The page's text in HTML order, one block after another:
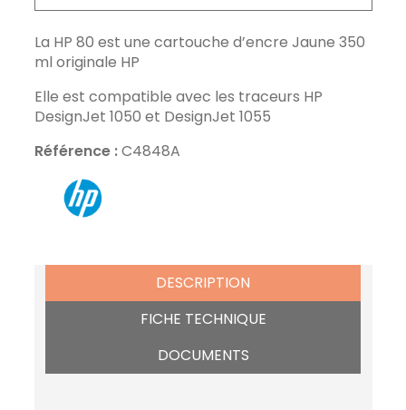
La HP 80 est une cartouche d’encre Jaune 350
ml originale HP
Elle est compatible avec les traceurs HP
DesignJet 1050 et DesignJet 1055
Référence :C4848A
DESCRIPTION
FICHE TECHNIQUE
DOCUMENTS